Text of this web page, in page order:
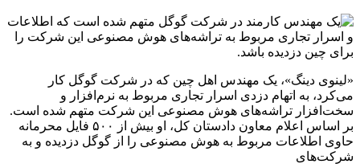
«لینوی دینگ»، یک مهندس اهل چین که در شرکت گوگل کار
می‌کرد، به اتهام دزدی اسرار تجاری مربوط به نرم‌افزار و
سخت‌افزار تراشه‌های هوش مصنوعی این شرکت متهم شده است.
بر اساس اعلام معاون دادستان کل، او بیش از ۵۰۰ فایل محرمانه
حاوی اطلاعات مربوط به هوش مصنوعی را از گوگل دزدیده و به
شرکت‌های